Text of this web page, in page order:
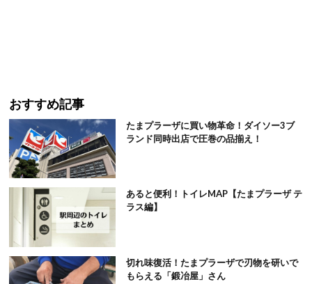
おすすめ記事
たまプラーザに買い物革命！ダイソー3ブ
ランド同時出店で圧巻の品揃え！
あると便利！トイレMAP【たまプラーザ テ
ラス編】
切れ味復活！たまプラーザで刃物を研いで
もらえる「鍛冶屋」さん